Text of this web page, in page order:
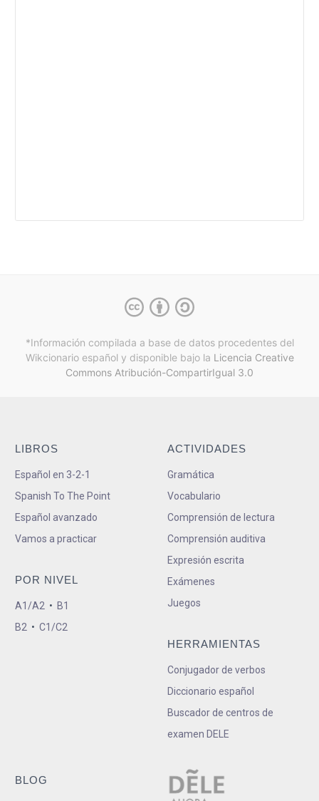
*Información compilada a base de datos procedentes del
Wikcionario español y disponible bajo la Licencia Creative
Commons Atribución-CompartirIgual 3.0
LIBROS
Español en 3-2-1
Spanish To The Point
Español avanzado
Vamos a practicar
POR NIVEL
A1/A2 • B1
B2 • C1/C2
ACTIVIDADES
Gramática
Vocabulario
Comprensión de lectura
Comprensión auditiva
Expresión escrita
Exámenes
Juegos
HERRAMIENTAS
Conjugador de verbos
Diccionario español
Buscador de centros de
examen DELE
BLOG